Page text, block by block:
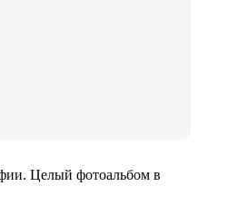
Целый фотоальбом в